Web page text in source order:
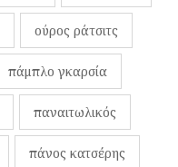
ούρος ράτσιτς
πάμπλο γκαρσία
παναιτωλικός
πάνος κατσέρης